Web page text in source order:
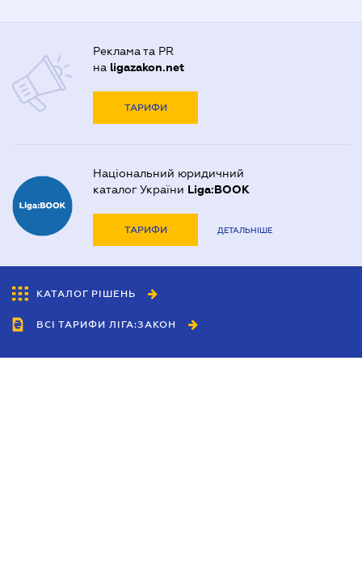
Реклама та PR
на ligazakon.net
ТАРИФИ
Національний юридичний
каталог України Liga:BOOK
ТАРИФИ ДЕТАЛЬНІШЕ
КАТАЛОГ РІШЕНЬ
ВСІ ТАРИФИ ЛІГА:ЗАКОН